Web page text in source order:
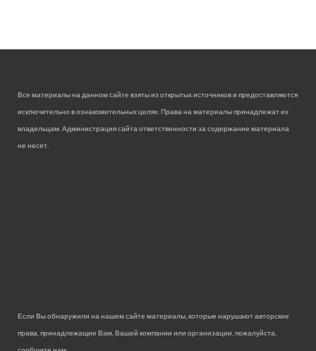
Все материалы на данном сайте взяты из открытых источников и предоставляются
исключительно в ознакомительных целях. Права на материалы принадлежат их
владельцам. Администрация сайта ответственности за содержание материала
не несет.
Если Вы обнаружили на нашем сайте материалы, которые нарушают авторские
права, принадлежащие Вам, Вашей компании или организации, пожалуйста,